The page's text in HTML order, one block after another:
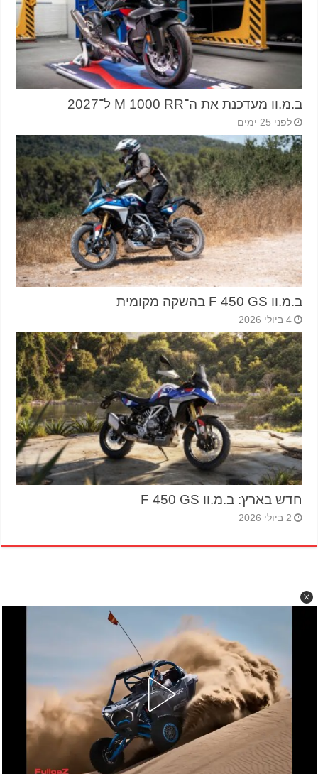
ב.מ.וו מעדכנת את ה־M 1000 RR ל־2027
לפני 25 ימים
ב.מ.וו F 450 GS בהשקה מקומית
4 ביולי 2026
חדש בארץ: ב.מ.וו F 450 GS
2 ביולי 2026